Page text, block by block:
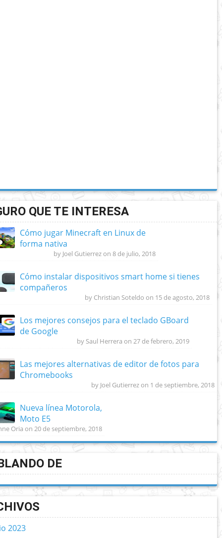
QUE TE INTERESA
Cómo jugar Minecraft en Linux de
forma nativa
by Joel Gutierrez on 8 de julio, 2018
Cómo instalar dispositivos smart home si tienes
compañeros
by Christian Soteldo on 15 de agosto, 2018
Los mejores consejos para el teclado GBoard
de Google
by Saul Herrera on 27 de febrero, 2019
Las mejores alternativas de editor de fotos para
Chromebooks
by Joel Gutierrez on 1 de septiembre, 2018
Nueva línea Motorola,
Moto E5
Oria on 20 de septiembre, 2018
DE
2023